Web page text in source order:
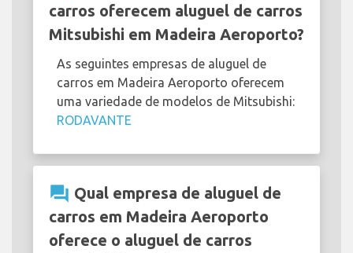
carros oferecem aluguel de carros
Mitsubishi em Madeira Aeroporto?
As seguintes empresas de aluguel de
carros em Madeira Aeroporto oferecem
uma variedade de modelos de Mitsubishi:
RODAVANTE
question_answer Qual empresa de aluguel de
carros em Madeira Aeroporto
oferece o aluguel de carros